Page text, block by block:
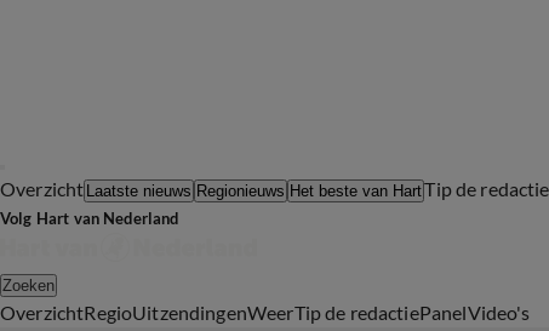
Overzicht Laatste nieuws Regionieuws Het beste van HartTip de redactie
Volg Hart van Nederland
Zoeken
OverzichtRegioUitzendingenWeerTip de redactiePanelVideo's